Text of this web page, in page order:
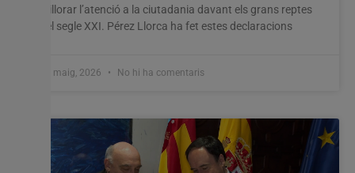
millorar l’atenció a la ciutadania davant els grans reptes
del segle XXI. Pérez Llorca ha fet estes declaracions
27 maig, 2026 No hi ha comentaris